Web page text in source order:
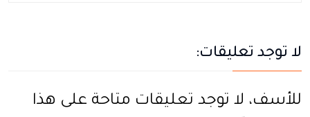
لا توجد تعليقات:
للأسف، لا توجد تعليقات متاحة على هذا